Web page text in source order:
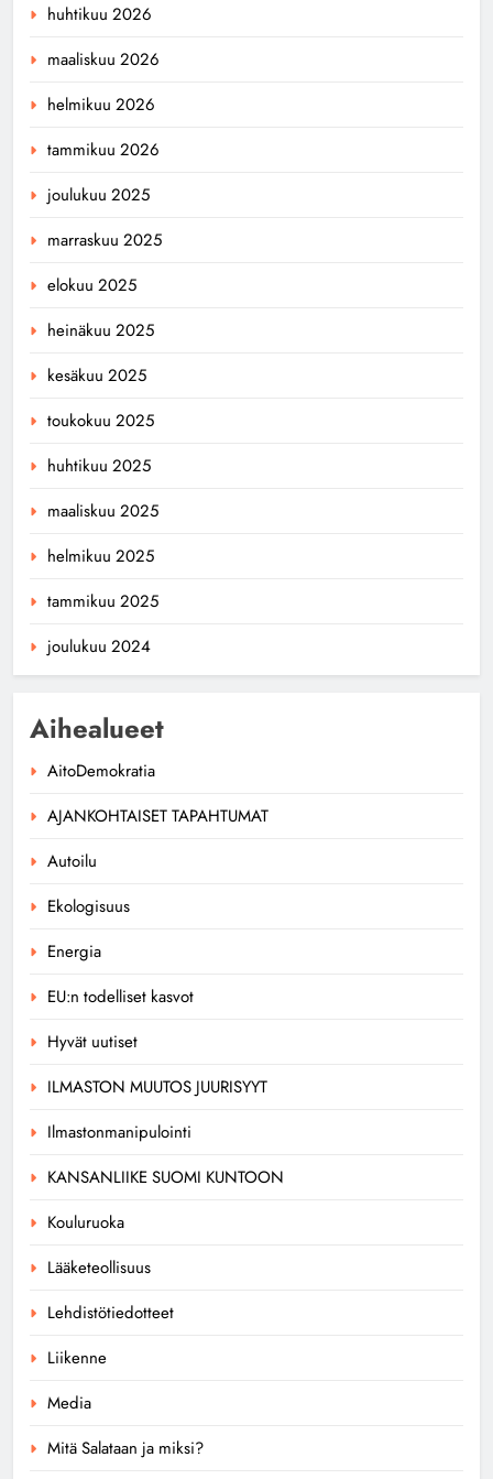
huhtikuu 2026
maaliskuu 2026
helmikuu 2026
tammikuu 2026
joulukuu 2025
marraskuu 2025
elokuu 2025
heinäkuu 2025
kesäkuu 2025
toukokuu 2025
huhtikuu 2025
maaliskuu 2025
helmikuu 2025
tammikuu 2025
joulukuu 2024
Aihealueet
AitoDemokratia
AJANKOHTAISET TAPAHTUMAT
Autoilu
Ekologisuus
Energia
EU:n todelliset kasvot
Hyvät uutiset
ILMASTON MUUTOS JUURISYYT
Ilmastonmanipulointi
KANSANLIIKE SUOMI KUNTOON
Kouluruoka
Lääketeollisuus
Lehdistötiedotteet
Liikenne
Media
Mitä Salataan ja miksi?